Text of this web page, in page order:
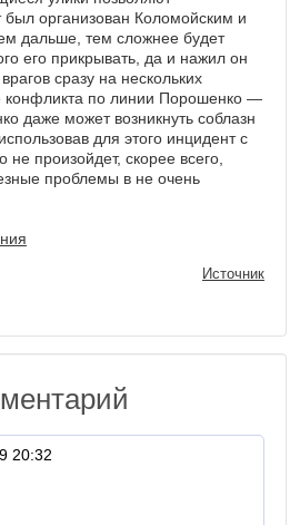
был организован Коломойским и
дальше, тем сложнее будет
его прикрывать, да и нажил он
сразу на нескольких
конфликта по линии Порошенко —
даже может возникнуть соблазн
для этого инцидент с
произойдет, скорее всего,
проблемы в не очень
Источник
20:32